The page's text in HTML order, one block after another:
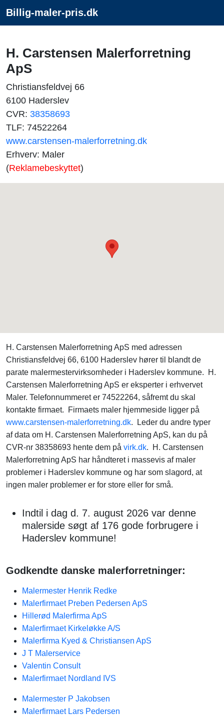
Billig-maler-pris.dk
H. Carstensen Malerforretning
ApS
Christiansfeldvej 66
6100 Haderslev
CVR: 38358693
TLF: 74522264
www.carstensen-malerforretning.dk
Erhverv: Maler
(Reklamebeskyttet)
H. Carstensen Malerforretning ApS med adressen
Christiansfeldvej 66, 6100 Haderslev hører til blandt de
parate malermestervirksomheder i Haderslev kommune. H.
Carstensen Malerforretning ApS er eksperter i erhvervet
Maler. Telefonnummeret er 74522264, såfremt du skal
kontakte firmaet. Firmaets maler hjemmeside ligger på
www.carstensen-malerforretning.dk. Leder du andre typer
af data om H. Carstensen Malerforretning ApS, kan du på
CVR-nr 38358693 hente dem på virk.dk. H. Carstensen
Malerforretning ApS har håndteret i massevis af maler
problemer i Haderslev kommune og har som slagord, at
ingen maler problemer er for store eller for små.
Indtil i dag d. 7. august 2026 var denne
malerside søgt af 176 gode forbrugere i
Haderslev kommune!
Godkendte danske malerforretninger:
Malermester Henrik Redke
Malerfirmaet Preben Pedersen ApS
Hillerød Malerfirma ApS
Malerfirmaet Kirkeløkke A/S
Malerfirma Kyed & Christiansen ApS
J T Malerservice
Valentin Consult
Malerfirmaet Nordland IVS
Malermester P Jakobsen
Malerfirmaet Lars Pedersen